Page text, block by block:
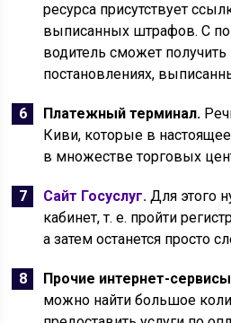
ресурса присутствует
выписанных штрафов. С
водитель сможет
постановлениях,
Платежный терминал.
Киви, которые в
в множестве торговых
Сайт Госуслуг. Для этого
кабинет, т. е. пройти
а затем останется просто
Прочие интернет-
можно найти большое